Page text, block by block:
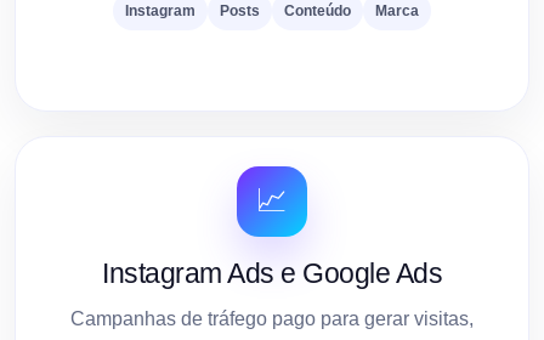
Instagram Posts Conteúdo Marca
📈
Instagram Ads e Google Ads
Campanhas de tráfego pago para gerar visitas,